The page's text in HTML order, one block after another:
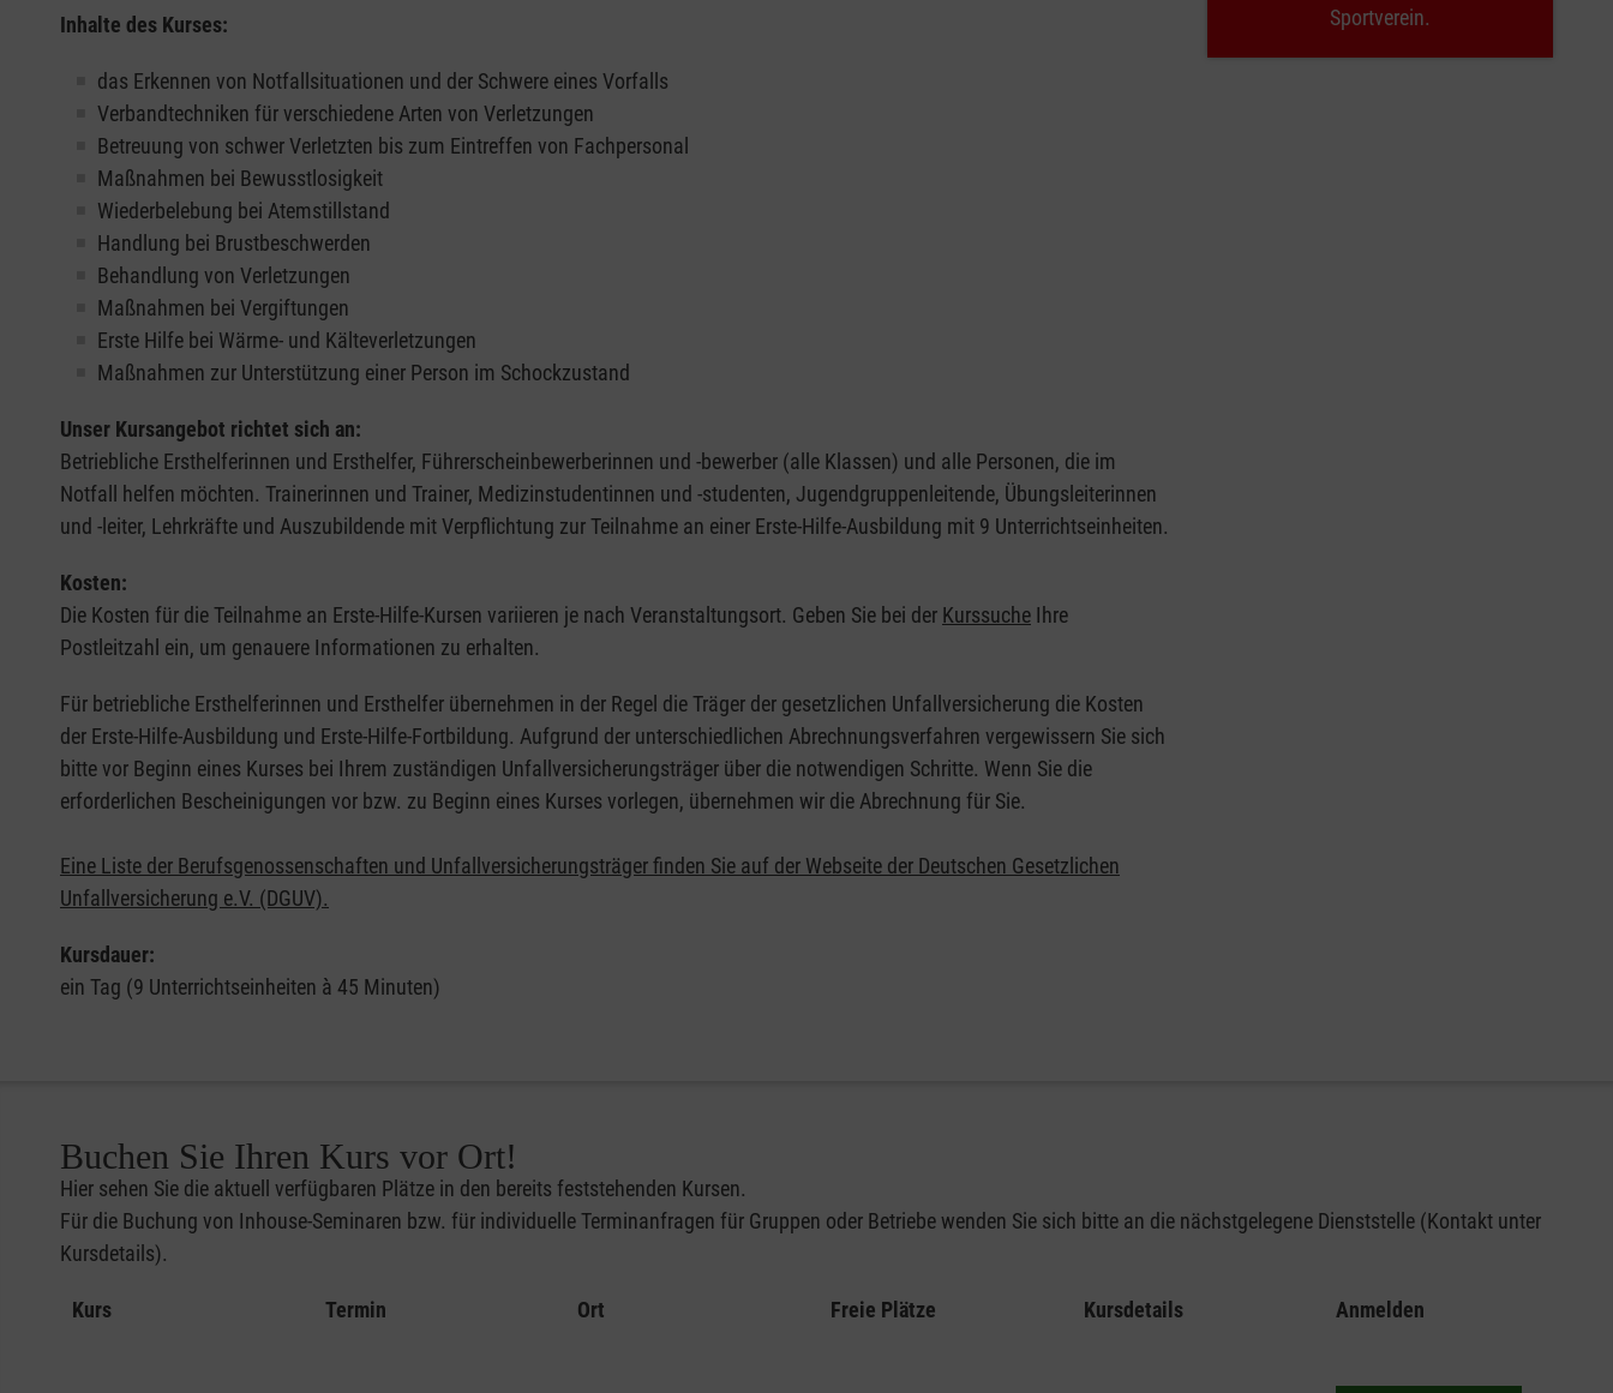
Inhalte des Kurses:
das Erkennen von Notfallsituationen und der Schwere eines Vorfalls
Verbandtechniken für verschiedene Arten von Verletzungen
Betreuung von schwer Verletzten bis zum Eintreffen von Fachpersonal
Maßnahmen bei Bewusstlosigkeit
Wiederbelebung bei Atemstillstand
Handlung bei Brustbeschwerden
Behandlung von Verletzungen
Maßnahmen bei Vergiftungen
Erste Hilfe bei Wärme- und Kälteverletzungen
Maßnahmen zur Unterstützung einer Person im Schockzustand
Unser Kursangebot richtet sich an:
Betriebliche Ersthelferinnen und Ersthelfer, Führerscheinbewerberinnen und -bewerber (alle Klassen) und alle Personen, die im
Notfall helfen möchten. Trainerinnen und Trainer, Medizinstudentinnen und -studenten, Jugendgruppenleitende, Übungsleiterinnen
und -leiter, Lehrkräfte und Auszubildende mit Verpflichtung zur Teilnahme an einer Erste-Hilfe-Ausbildung mit 9 Unterrichtseinheiten.
Kosten:
Die Kosten für die Teilnahme an Erste-Hilfe-Kursen variieren je nach Veranstaltungsort. Geben Sie bei der Kurssuche Ihre
Postleitzahl ein, um genauere Informationen zu erhalten.
Für betriebliche Ersthelferinnen und Ersthelfer übernehmen in der Regel die Träger der gesetzlichen Unfallversicherung die Kosten
der Erste-Hilfe-Ausbildung und Erste-Hilfe-Fortbildung. Aufgrund der unterschiedlichen Abrechnungsverfahren vergewissern Sie sich
bitte vor Beginn eines Kurses bei Ihrem zuständigen Unfallversicherungsträger über die notwendigen Schritte. Wenn Sie die
erforderlichen Bescheinigungen vor bzw. zu Beginn eines Kurses vorlegen, übernehmen wir die Abrechnung für Sie.
Eine Liste der Berufsgenossenschaften und Unfallversicherungsträger finden Sie auf der Webseite der Deutschen Gesetzlichen
Unfallversicherung e.V. (DGUV).
Kursdauer:
ein Tag (9 Unterrichtseinheiten à 45 Minuten)
Sportverein.
Buchen Sie Ihren Kurs vor Ort!
Hier sehen Sie die aktuell verfügbaren Plätze in den bereits feststehenden Kursen.
Für die Buchung von Inhouse-Seminaren bzw. für individuelle Terminanfragen für Gruppen oder Betriebe wenden Sie sich bitte an die nächstgelegene Dienststelle (Kontakt unter
Kursdetails).
Kurs Termin Ort Freie Plätze Kursdetails Anmelden